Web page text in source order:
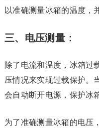
以准确测量冰箱的温度，
三、电压测量：
除了电流和温度，冰箱过
压情况来实现过载保护。
会自动断开电源，保护冰
为了准确测量冰箱的电压